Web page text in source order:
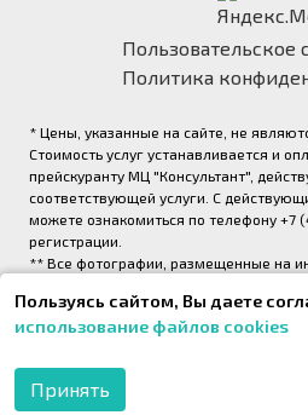
Пользовательское
Политика
* Цены, указанные на сайте, не
Стоимость услуг устанавливается и
прейскуранту МЦ "Консультант",
соответствующей услуги. С
можете ознакомиться по телефону +7
регистрации.
** Все фотографии, размещенные на
«Консультант» (правообладатель ООО
Пользуясь сайтом, Вы даете
использование файлов cookies
Принять